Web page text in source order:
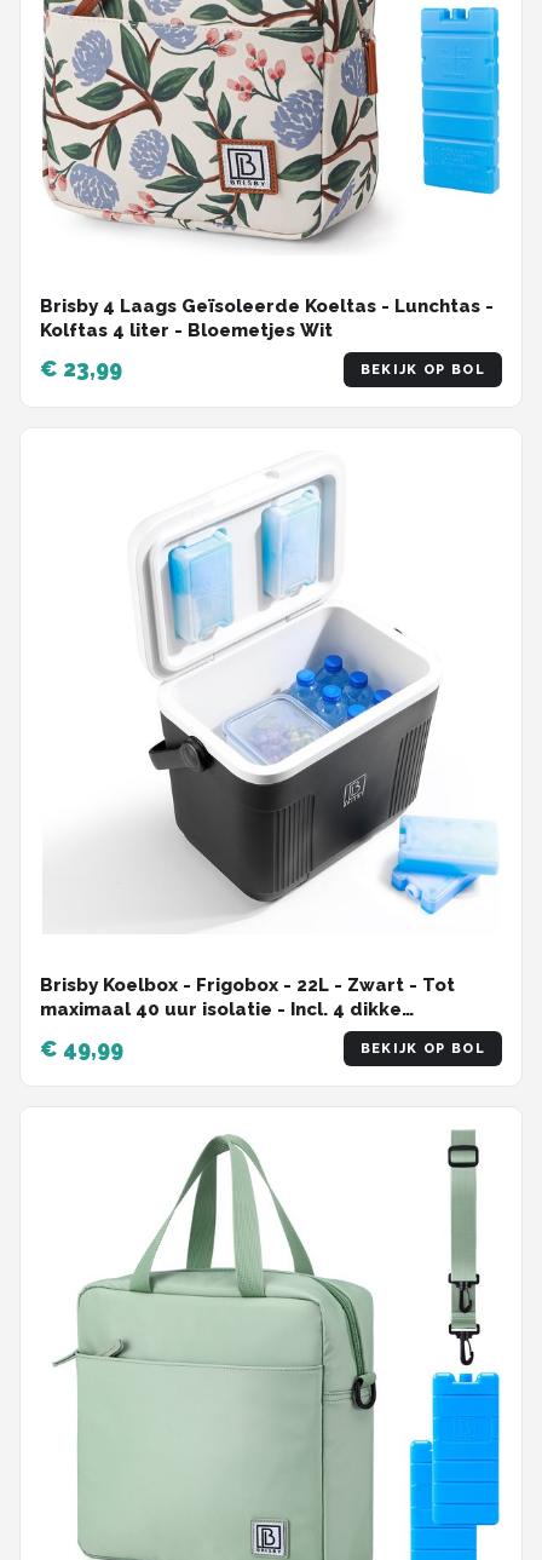
Brisby 4 Laags Geïsoleerde Koeltas - Lunchtas -
Kolftas 4 liter - Bloemetjes Wit
€ 23,99 BEKIJK OP BOL
Brisby Koelbox - Frigobox - 22L - Zwart - Tot
maximaal 40 uur isolatie - Incl. 4 dikke
koelelementen van 450ml - Temperatuur veilige
sluiting - Nieuw ontwerp met koelelementen
vergrendeld in deksel
€ 49,99 BEKIJK OP BOL